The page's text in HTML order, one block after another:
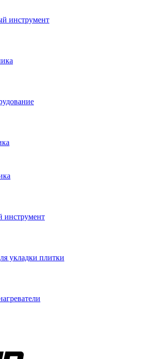
инструмент
инструмент
укладки плитки